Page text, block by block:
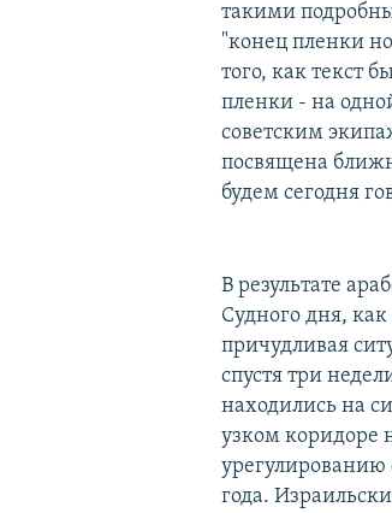
такими
"конец пленки
того, как текст
пленки - на
советским
посвящена
будем сегодня
В результате
Судного дня,
причудливая
спустя три
находились на
узком коридоре
урегулированию
года.